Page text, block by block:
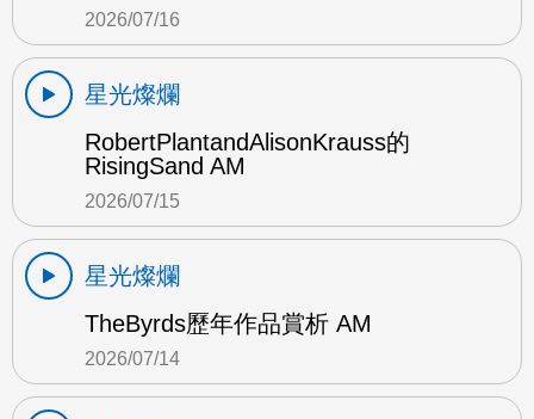
2026/07/16
星光燦爛
RobertPlantandAlisonKrauss的
RisingSand AM
2026/07/15
星光燦爛
TheByrds歷年作品賞析 AM
2026/07/14